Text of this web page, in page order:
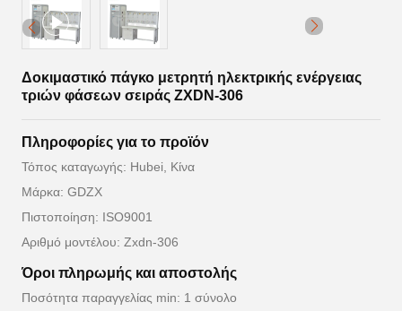
Δοκιμαστικό πάγκο μετρητή ηλεκτρικής ενέργειας
τριών φάσεων σειράς ZXDN-306
Πληροφορίες για το προϊόν
Τόπος καταγωγής: Hubei, Κίνα
Μάρκα: GDZX
Πιστοποίηση: ISO9001
Αριθμό μοντέλου: Zxdn-306
Όροι πληρωμής και αποστολής
Ποσότητα παραγγελίας min: 1 σύνολο